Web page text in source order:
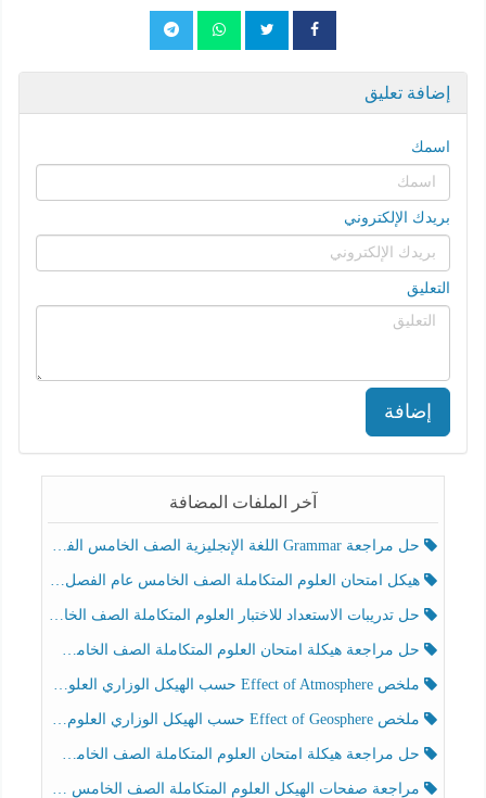
إضافة تعليق
اسمك
بريدك الإلكتروني
التعليق
إضافة
آخر الملفات المضافة
حل مراجعة Grammar اللغة الإنجليزية الصف الخامس الفصل الثالث
هيكل امتحان العلوم المتكاملة الصف الخامس عام الفصل الدراسي الثالث 2025-2026
حل تدريبات الاستعداد للاختبار العلوم المتكاملة الصف الخامس عام الفصل الثالث
حل مراجعة هيكلة امتحان العلوم المتكاملة الصف الخامس انسبير الفصل الثالث
ملخص Effect of Atmosphere حسب الهيكل الوزاري العلوم المتكاملة الصف الخامس انسبير الفصل الثالث
ملخص Effect of Geosphere حسب الهيكل الوزاري العلوم المتكاملة الصف الخامس انسبير الفصل الثالث
حل مراجعة هيكلة امتحان العلوم المتكاملة الصف الخامس عام الفصل الثالث
مراجعة صفحات الهيكل العلوم المتكاملة الصف الخامس انسبير الفصل الثالث